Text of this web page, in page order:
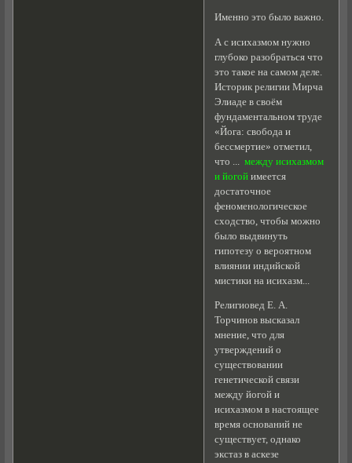
Именно это было важно.
А с исихазмом нужно
глубоко разобраться что
это такое на самом деле.
Историк религии Мирча
Элиаде в своём
фундаментальном труде
«Йога: свобода и
бессмертие» отметил,
что ... между исихазмом
и йогойимеется
достаточное
феноменологическое
сходство, чтобы можно
было выдвинуть
гипотезу о вероятном
влиянии индийской
мистики на исихазм...
Религиовед Е. А.
Торчинов высказал
мнение, что для
утверждений о
существовании
генетической связи
между йогой и
исихазмом в настоящее
время оснований не
существует, однако
экстаз в аскезе